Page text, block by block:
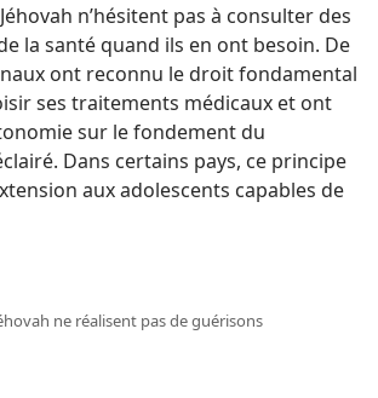
n’hésitent pas à consulter des
la santé quand ils en ont besoin. De
ont reconnu le droit fondamental
ses traitements médicaux et ont
sur le fondement du
Dans certains pays, ce principe
aux adolescents capables de
ne réalisent pas de guérisons